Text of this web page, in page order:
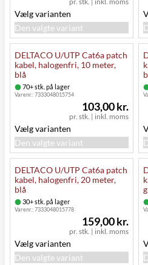
Vælg varianten
Den valgte variant
DELTACO U/UTP Cat6a patch
kabel, halogenfri, 10 meter,
blå
70+ stk. på lager
Varenr.:7333048015754
pr. stk. | inkl. moms
103,00 kr.
Vælg varianten
Den valgte variant
DELTACO U/UTP Cat6a patch
kabel, halogenfri, 20 meter,
blå
30+ stk. på lager
Varenr.:7333048015778
pr. stk. | inkl. moms
159,00 kr.
Vælg varianten
Den valgte variant